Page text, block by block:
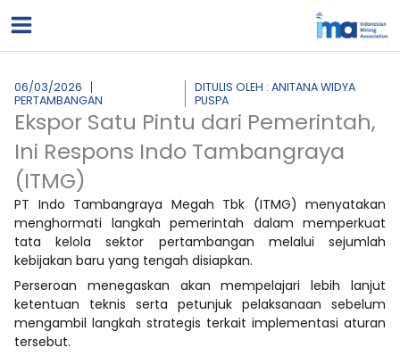
ke
06/03/2026
PERTAMBANGAN
DITULIS OLEH : ANITANA WIDYA
PUSPA
Ekspor Satu Pintu dari Pemerintah,
Ini Respons Indo Tambangraya
(ITMG)
PT Indo Tambangraya Megah Tbk (ITMG) menyatakan
menghormati langkah pemerintah dalam memperkuat
tata kelola sektor pertambangan melalui sejumlah
kebijakan baru yang tengah disiapkan.
Perseroan menegaskan akan mempelajari lebih lanjut
ketentuan teknis serta petunjuk pelaksanaan sebelum
mengambil langkah strategis terkait implementasi aturan
tersebut.